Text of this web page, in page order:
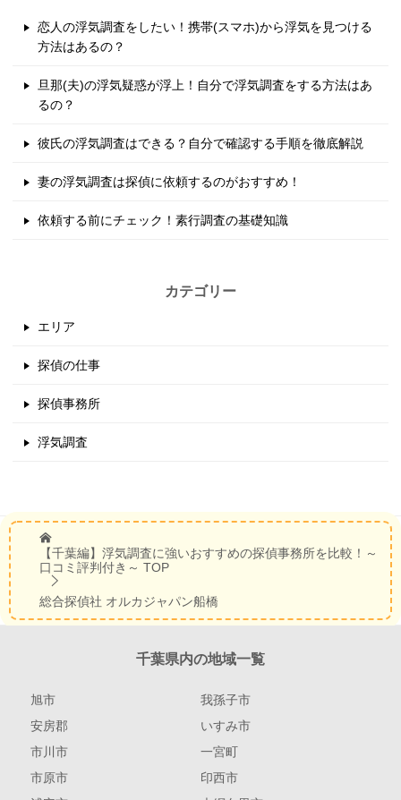
恋人の浮気調査をしたい！携帯(スマホ)から浮気を見つける
方法はあるの？
旦那(夫)の浮気疑惑が浮上！自分で浮気調査をする方法はあ
るの？
彼氏の浮気調査はできる？自分で確認する手順を徹底解説
妻の浮気調査は探偵に依頼するのがおすすめ！
依頼する前にチェック！素行調査の基礎知識
カテゴリー
エリア
探偵の仕事
探偵事務所
浮気調査
【千葉編】浮気調査に強いおすすめの探偵事務所を比較！～
口コミ評判付き～ TOP
総合探偵社 オルカジャパン船橋
千葉県内の地域一覧
旭市
我孫子市
安房郡
いすみ市
市川市
一宮町
市原市
印西市